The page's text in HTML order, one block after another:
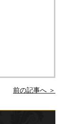
前の記事へ ＞